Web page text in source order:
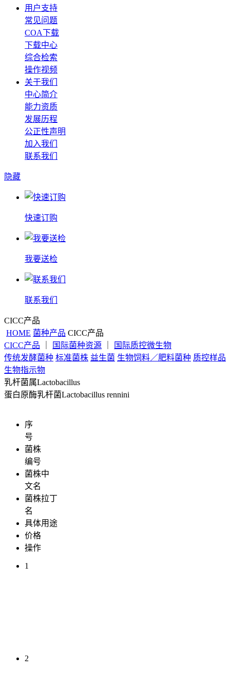
用户支持
常见问题
COA下载
下载中心
综合检索
操作视频
关于我们
中心简介
能力资质
发展历程
公正性声明
加入我们
联系我们
隐藏
快速订购
我要送检
联系我们
CICC产品
HOME 菌种产品 CICC产品
CICC产品
国际菌种资源
国际质控微生物
传统发酵菌种 标准菌株 益生菌 生物饲料／肥料菌种 质控样品
生物指示物
乳杆菌属Lactobacillus
蛋白原酶乳杆菌Lactobacillus rennini
序
号
菌株
编号
菌株中
文名
菌株拉丁
名
具体用途
价格
操作
1
2